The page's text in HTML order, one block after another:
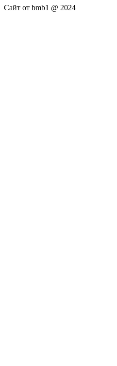
Сайт от bmb1 @ 2024